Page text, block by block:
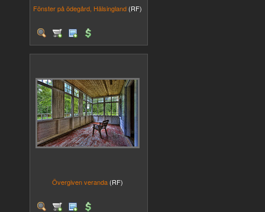
Fönster på ödegård, Hälsingland (RF)
Övergiven veranda (RF)